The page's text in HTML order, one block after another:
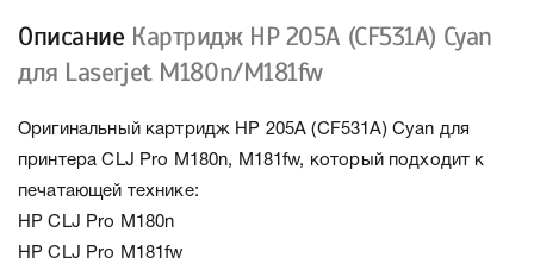
Описание Картридж HP 205A (CF531A) Cyan
для Laserjet M180n/M181fw
Оригинальный картридж HP 205A (CF531A) Cyan для
принтера CLJ Pro M180n, M181fw, который подходит к
печатающей технике:
HP CLJ Pro M180n
HP CLJ Pro M181fw